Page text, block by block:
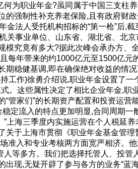
为职业年金?虽同属于中国三支柱
的强制性补充养老保险,且有政府财
金法人受托机构招标的“第一枪”后,
关事业单位、山东省、湖北省、北
模究竟有多大?据此次峰会承办方、
每年带来的约1000亿元至1500亿
期稳健基调,即在确保绝对收益的情
工作)徐勇介绍说,职业年金设置了
。这些属性决定了相比企业年金,
“管家们”的长期资产配置和投资运
定流入的特点更加明显,合同周期
上海三季度内实施运营在个人税延
关于上海市贯彻《职业年金基金管
准入和专业考核两方面宽严相济。
等多方。我们把选择托管人、投
出现,无疑开辟了参与各方的业务“